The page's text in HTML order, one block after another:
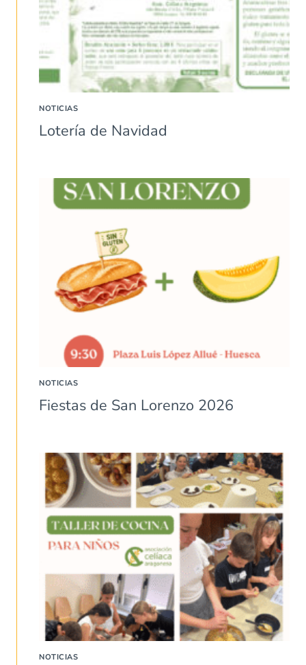
NOTICIAS
Lotería de Navidad
NOTICIAS
Fiestas de San Lorenzo 2026
NOTICIAS